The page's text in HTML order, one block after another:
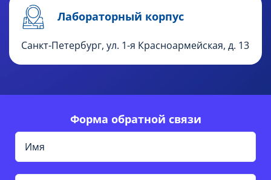
Лабораторный корпус
Санкт-Петербург, ул. 1-я Красноармейская, д. 13
Форма обратной связи